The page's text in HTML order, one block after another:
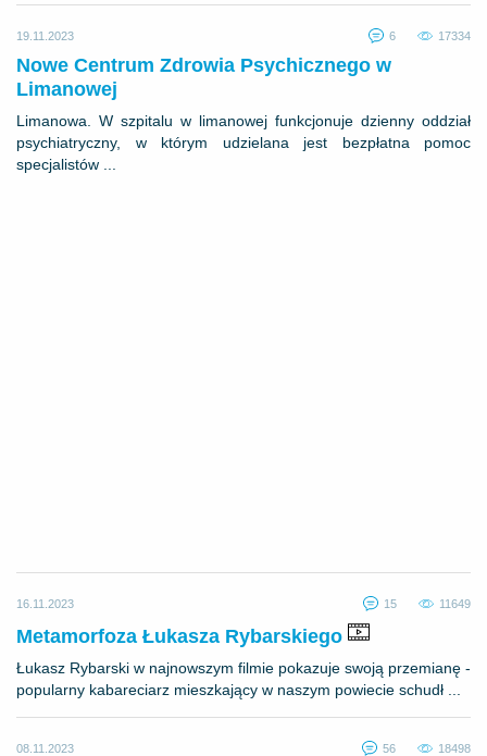
19.11.2023 6 17334
Nowe Centrum Zdrowia Psychicznego w
Limanowej
Limanowa. W szpitalu w limanowej funkcjonuje dzienny oddział
psychiatryczny, w którym udzielana jest bezpłatna pomoc
specjalistów ...
16.11.2023 15 11649
Metamorfoza Łukasza Rybarskiego
Łukasz Rybarski w najnowszym filmie pokazuje swoją przemianę -
popularny kabareciarz mieszkający w naszym powiecie schudł ...
08.11.2023 56 18498